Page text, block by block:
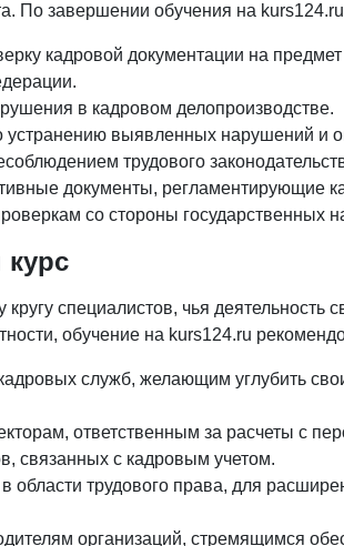
По завершении обучения на kurs124.ru
кадровой документации на
в кадровом делопроизводстве.
устранению выявленных нарушений и
трудового
документы, регламентирующие
со стороны государственных
курс
специалистов, чья деятельность
обучение на kurs124.ru
служб, желающим углубить
ответственным за расчеты с
связанных с кадровым учетом.
трудового права, для
организаций, стремящимся